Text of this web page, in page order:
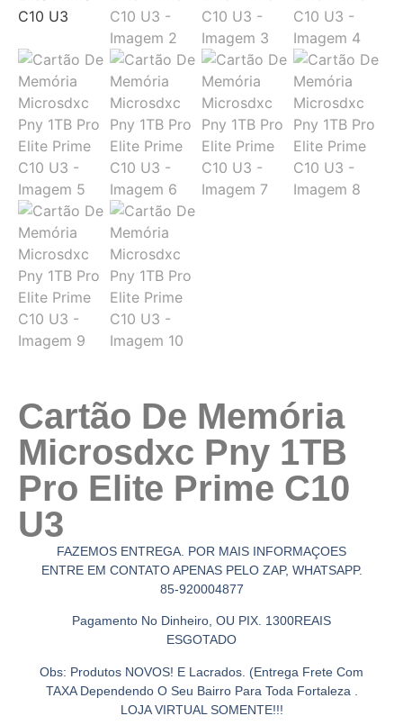
Cartão De Memória
Microsdxc Pny 1TB
Pro Elite Prime C10
U3
FAZEMOS ENTREGA. POR MAIS INFORMAÇOES
ENTRE EM CONTATO APENAS PELO ZAP, WHATSAPP.
85-920004877
Pagamento No Dinheiro, OU PIX. 1300REAIS
ESGOTADO
Obs: Produtos NOVOS! E Lacrados. (Entrega Frete Com
TAXA Dependendo O Seu Bairro Para Toda Fortaleza .
LOJA VIRTUAL SOMENTE!!!